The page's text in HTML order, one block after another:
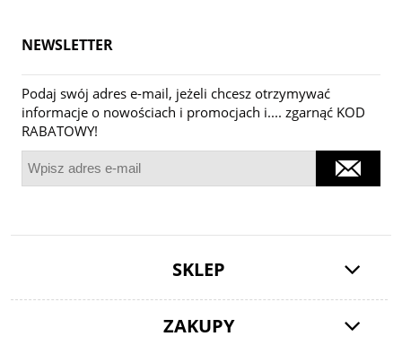
NEWSLETTER
Podaj swój adres e-mail, jeżeli chcesz otrzymywać
informacje o nowościach i promocjach i.... zgarnąć KOD
RABATOWY!
SKLEP
ZAKUPY